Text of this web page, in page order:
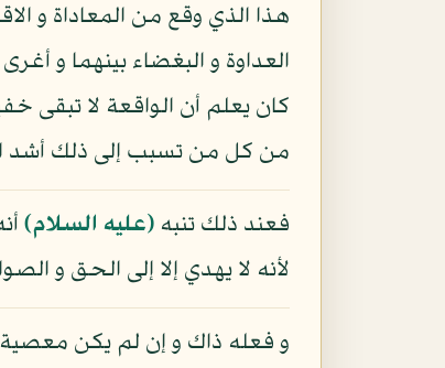
هذا الذي وقع من المعاداة و
العداوة و البغضاء بينهما و
كان يعلم أن الواقعة لا
من كل من تسبب إلى ذلك أشد
فعند ذلك تنبه (عليه السلام)
لأنه لا يهدي إلا إلى الحق و
و فعله ذاك و إن لم يكن